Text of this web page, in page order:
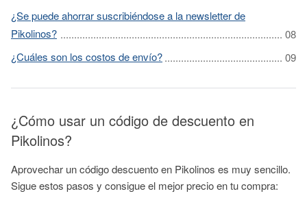
¿Se puede ahorrar suscribiéndose a la newsletter de
Pikolinos?
¿Cuáles son los costos de envío?
¿Cómo usar un código de descuento en
Pikolinos?
Aprovechar un código descuento en Pikolinos es muy sencillo.
Sigue estos pasos y consigue el mejor precio en tu compra: